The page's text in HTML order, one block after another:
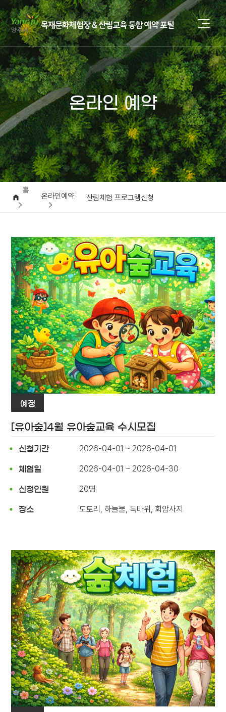
온라인 예약
홈
온라인예약 산림체험 프로그램신청
예정
[유아숲]4월 유아숲교육 수시모집
신청기간 2026-04-01 ~ 2026-04-01
체험일 2026-04-01 ~ 2026-04-30
신청인원 20명
장소 도토리, 하늘물, 독바위, 회암사지